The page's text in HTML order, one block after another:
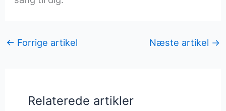
← Forrige artikel Næste artikel →
Relaterede artikler